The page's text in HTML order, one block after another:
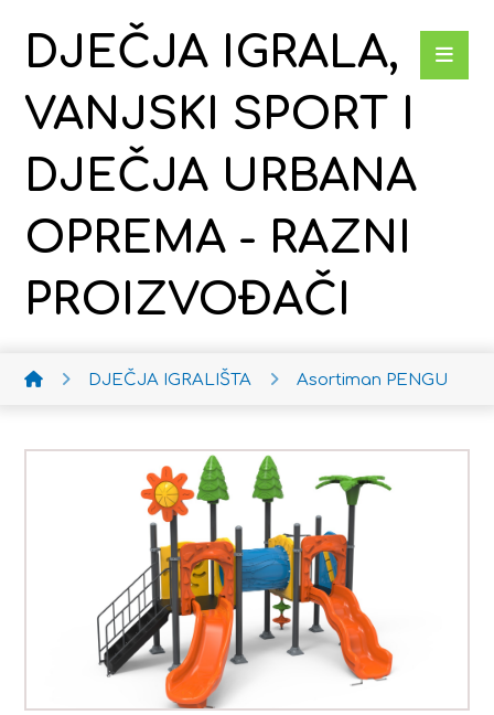
DJEČJA IGRALA,
VANJSKI SPORT I
DJEČJA URBANA
OPREMA - RAZNI
PROIZVOĐAČI
DJEČJA IGRALIŠTA Asortiman PENGU